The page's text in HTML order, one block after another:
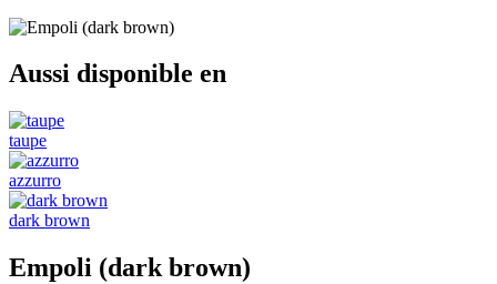
Aussi disponible en
taupe
azzurro
dark brown
Empoli (dark brown)